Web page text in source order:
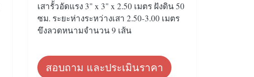
เสารั้วอัดแรง 3" x 3" x 2.50 เมตร ฝังดิน 50
ซม. ระยะห่างระหว่างเสา 2.50-3.00 เมตร
ขึงลวดหนามจำนวน 9 เส้น
สอบถาม และประเมินราคา